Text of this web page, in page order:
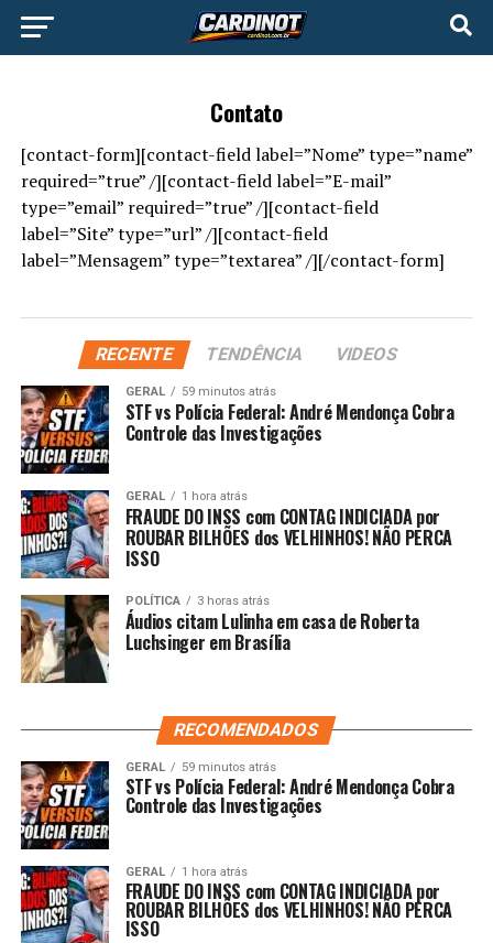
Contato
[contact-form][contact-field label=”Nome” type=”name”
required=”true” /][contact-field label=”E-mail”
type=”email” required=”true” /][contact-field
label=”Site” type=”url” /][contact-field
label=”Mensagem” type=”textarea” /][/contact-form]
RECENTE TENDÊNCIA VIDEOS
GERAL 59 minutos atrás
STF vs Polícia Federal: André Mendonça Cobra
Controle das Investigações
GERAL 1 hora atrás
FRAUDE DO INSS com CONTAG INDICIADA por
ROUBAR BILHÕES dos VELHINHOS! NÃO PERCA
ISSO
POLÍTICA 3 horas atrás
Áudios citam Lulinha em casa de Roberta
Luchsinger em Brasília
RECOMENDADOS
GERAL 59 minutos atrás
STF vs Polícia Federal: André Mendonça Cobra
Controle das Investigações
GERAL 1 hora atrás
FRAUDE DO INSS com CONTAG INDICIADA por
ROUBAR BILHÕES dos VELHINHOS! NÃO PERCA
ISSO